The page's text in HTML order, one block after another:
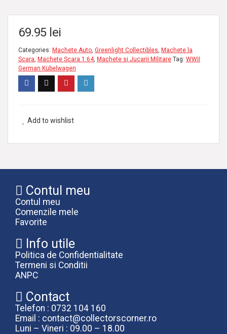
69.95 lei
Categories: Machete Auto, Greenlight Collectibles, Machete la
Scara, Machete Scara 1:64, Machete si Jucarii Militare Tag: WWII
German Kübelwagen
Add to wishlist
Contul meu
Contul meu
Comenzile mele
Favorite
Info utile
Politica de Confidentialitate
Termeni si Conditii
ANPC
Contact
Telefon : 0732 104 160
Email : contact@collectorscorner.ro
Luni – Vineri : 09.00 – 18.00